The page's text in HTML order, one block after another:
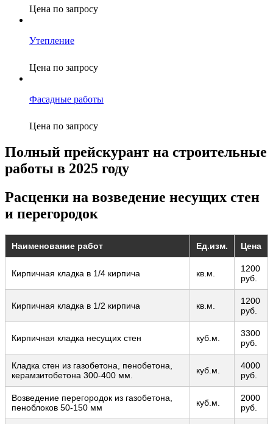
Цена по запросу
Утепление
Цена по запросу
Фасадные работы
Цена по запросу
Полный прейскурант на строительные
работы в 2025 году
Расценки на возведение несущих стен
и перегородок
Наименование работ Ед.изм. Цена
Кирпичная кладка в 1/4 кирпича кв.м.
1200
руб.
Кирпичная кладка в 1/2 кирпича кв.м.
1200
руб.
Кирпичная кладка несущих стен куб.м.
3300
руб.
Кладка стен из газобетона, пенобетона,
керамзитобетона 300-400 мм.
куб.м.
4000
руб.
Возведение перегородок из газобетона,
пеноблоков 50-150 мм
куб.м.
2000
руб.